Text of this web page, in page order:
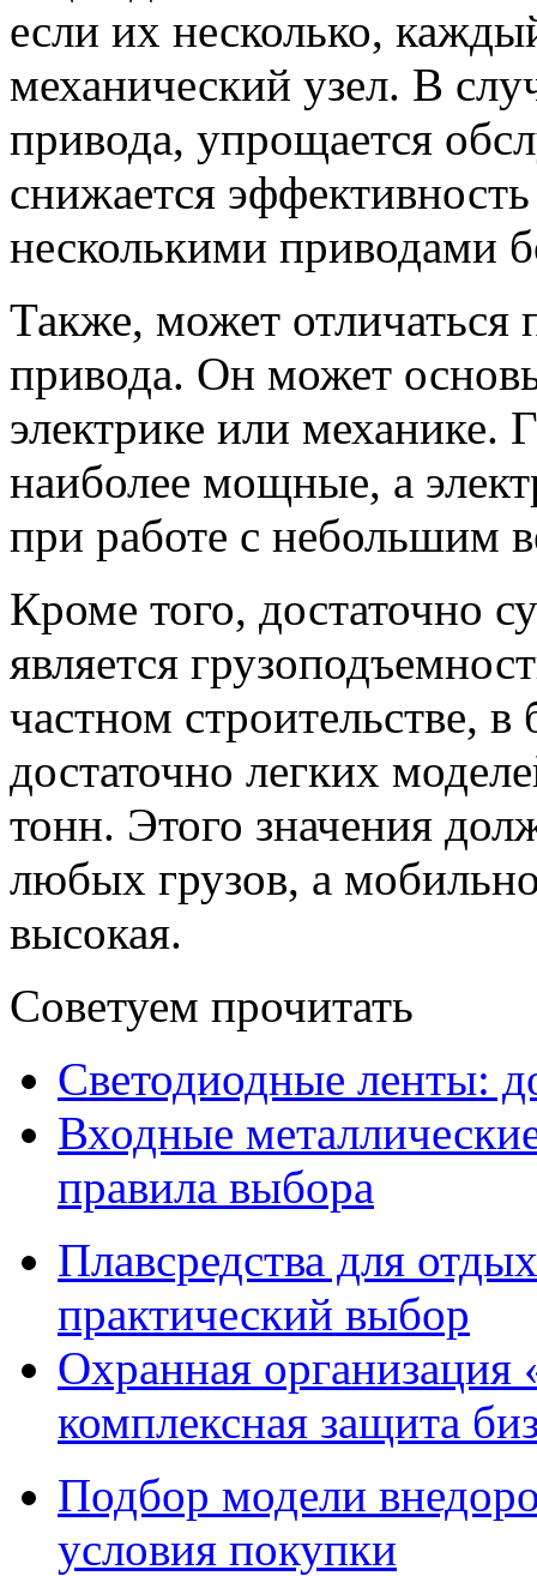
если их несколько,
механический узел. В
привода, упрощается
снижается
несколькими приводами
Также, может
привода. Он может
электрике или механике.
наиболее мощные, а
при работе с небольшим
Кроме того, достаточно
является
частном строительстве,
достаточно легких
тонн. Этого значения
любых грузов, а
высокая.
Советуем прочитать
Светодиодные ленты:
Входные
правила выбора
Плавсредства для
практический выбор
Охранная
комплексная защита
Подбор модели
условия покупки